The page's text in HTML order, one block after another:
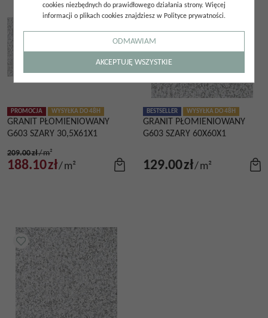
PROMOCJA WYSYŁKA DO 48H
GRANIT PŁOMIENIOWANY
G603 SZARY 30,5X61X1
209.00zł/m²
188.10zł/m²
BESTSELLER WYSYŁKA DO 48H
GRANIT PŁOMIENIOWANY
G603 SZARY 60X60X1
129.00zł/m²
cookies niezbędnych do prawidłowego działania strony. Więcej
informacji o plikach cookies znajdziesz w Polityce prywatności.
ODMAWIAM
AKCEPTUJĘ WSZYSTKIE